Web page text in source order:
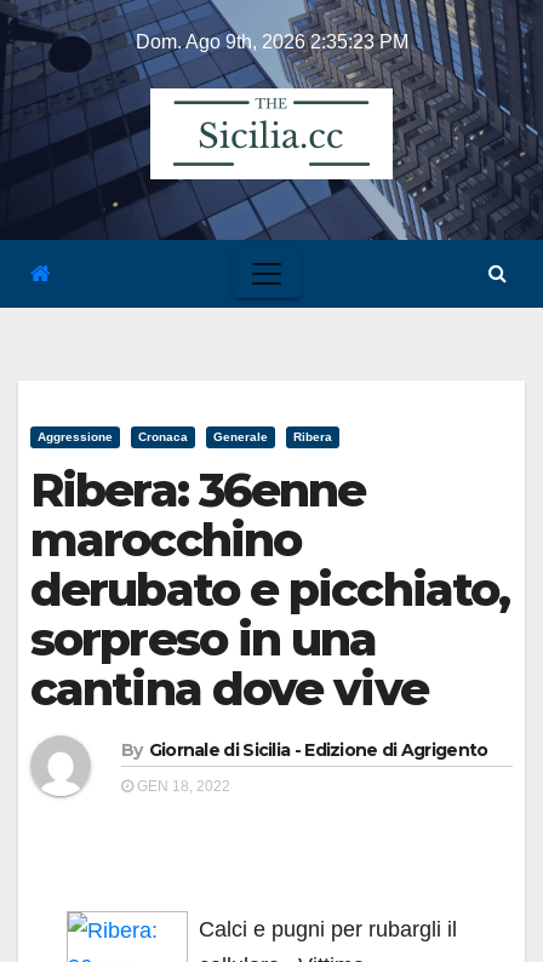
Skip
content
Dom. Ago 9th, 20262:35:23 PM
Aggressione Cronaca Generale Ribera
Ribera: 36enne
marocchino
derubato e picchiato,
sorpreso in una
cantina dove vive
By Giornale di Sicilia - Edizione di Agrigento
GEN 18, 2022
Calci e pugni per rubargli il